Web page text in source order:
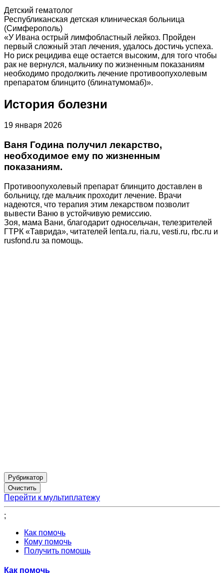
Детский гематолог
Республиканская детская клиническая больница
(Симферополь)
«У Ивана острый лимфобластный лейкоз. Пройден
первый сложный этап лечения, удалось достичь успеха.
Но риск рецидива еще остается высоким, для того чтобы
рак не вернулся, мальчику по жизненным показаниям
необходимо продолжить лечение противоопухолевым
препаратом блинцито (блинатумомаб)».
История болезни
19 января 2026
Ваня Година получил лекарство,
необходимое ему по жизненным
показаниям.
Противоопухолевый препарат блинцито доставлен в
больницу, где мальчик проходит лечение. Врачи
надеются, что терапия этим лекарством позволит
вывести Ваню в устойчивую ремиссию.
Зоя, мама Вани, благодарит односельчан, телезрителей
ГТРК «Таврида», читателей lenta.ru, ria.ru, vesti.ru, rbc.ru и
rusfond.ru за помощь.
Рубрикатор
Перейти к мультиплатежу
;
Как помочь
Кому помочь
Получить помощь
Как помочь